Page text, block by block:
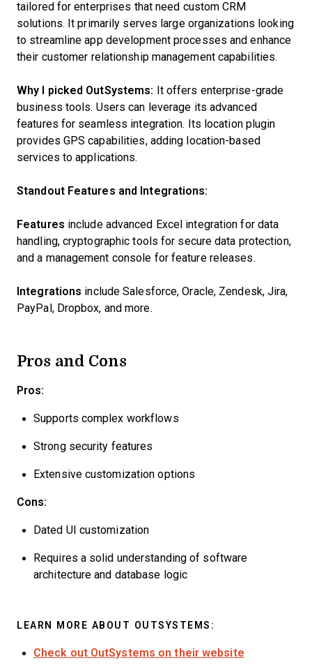
tailored for enterprises that need custom CRM
solutions. It primarily serves large organizations looking
to streamline app development processes and enhance
their customer relationship management capabilities.
Why I picked OutSystems: It offers enterprise-grade
business tools. Users can leverage its advanced
features for seamless integration. Its location plugin
provides GPS capabilities, adding location-based
services to applications.
Standout Features and Integrations:
Features include advanced Excel integration for data
handling, cryptographic tools for secure data protection,
and a management console for feature releases.
Integrations include Salesforce, Oracle, Zendesk, Jira,
PayPal, Dropbox, and more.
Pros and Cons
Pros:
Supports complex workflows
Strong security features
Extensive customization options
Cons:
Dated UI customization
Requires a solid understanding of software
architecture and database logic
LEARN MORE ABOUT OUTSYSTEMS:
Check out OutSystems on their website